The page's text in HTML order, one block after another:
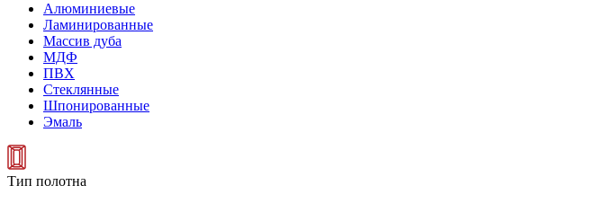
Алюминиевые
Ламинированные
Массив дуба
МДФ
ПВХ
Стеклянные
Шпонированные
Эмаль
Тип полотна